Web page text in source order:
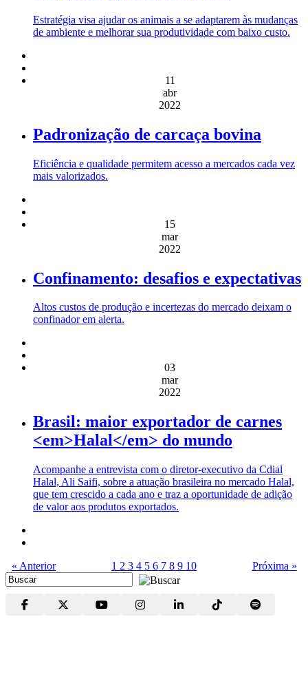
Estratégia visa ajudar os animais a se adaptarem às mudanças
de ambiente e melhorar sua produtividade com baixo custo.
11
abr
2022
Padronização de carcaça bovina
Eficiência e qualidade permitem acesso a mercados cada vez
mais valorizados.
15
mar
2022
Confinamento: desafios e expectativas
Altos custos de produção e incertezas do mercado deixam o
confinador em alerta.
03
mar
2022
Brasil: maior exportador de carnes
<em>Halal</em> do mundo
Acompanhe a entrevista com o diretor-executivo da Cdial
Halal, Ali Saifi, sobre a atuação brasileira no mercado Halal,
que tem crescido a cada ano e traz a oportunidade de adição
de valor aos produtos exportados.
« Anterior 1 2 3 4 5 6 7 8 9 10 Próxima »